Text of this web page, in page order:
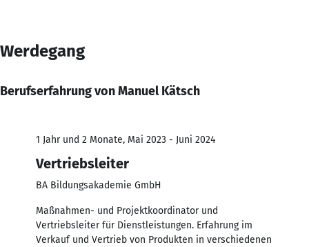
Werdegang
Berufserfahrung von Manuel Kätsch
1 Jahr und 2 Monate, Mai 2023 - Juni 2024
Vertriebsleiter
BA Bildungsakademie GmbH
Maßnahmen- und Projektkoordinator und
Vertriebsleiter für Dienstleistungen. Erfahrung im
Verkauf und Vertrieb von Produkten in verschiedenen